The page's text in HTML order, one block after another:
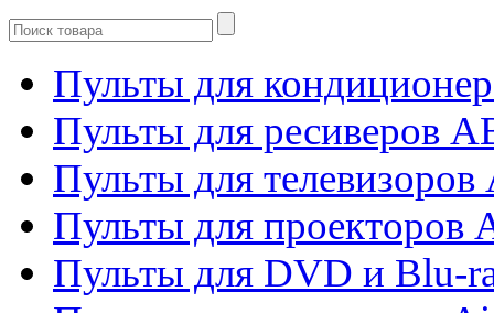
Пульты для
Пульты для ресиверов
Пульты для телевизоров
Пульты для проекторов
Пульты для DVD и Blu-